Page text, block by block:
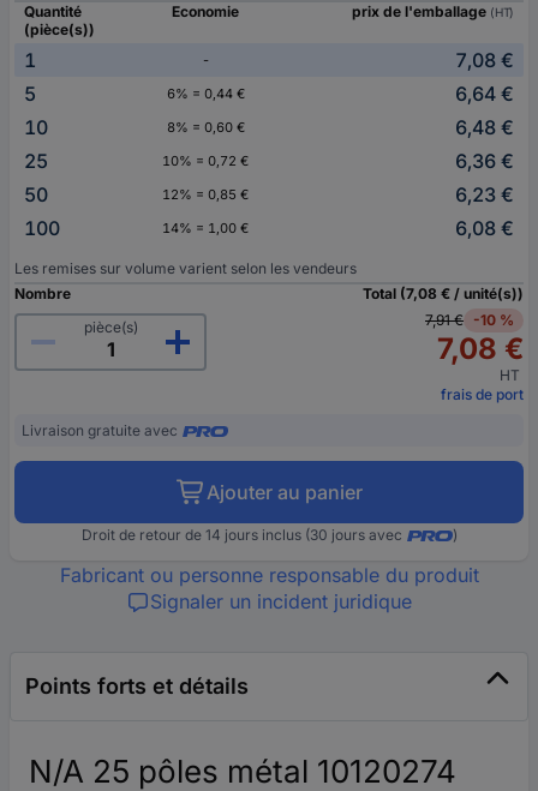
Quantité
(pièce(s))
Economie prix de l'emballage (HT)
1 -
7,08 €
5
6% = 0,44 €
6,64 €
10
8% = 0,60 €
6,48 €
25
10% = 0,72 €
6,36 €
50
12% = 0,85 €
6,23 €
100
14% = 1,00 € 6,08 €
Les remises sur volume varient selon les vendeurs
Nombre
pièce(s)
Total (7,08 € / unité(s))
7,91 € -10 %
7,08 €
HT
frais de port
Livraison gratuite avec
Ajouter au panier
Droit de retour de 14 jours inclus (30 jours avec )
Fabricant ou personne responsable du produit
Signaler un incident juridique
Points forts et détails
N/A 25 pôles métal 10120274